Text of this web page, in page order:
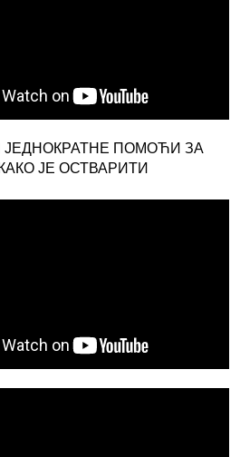
ЈЕДНОКРАТНЕ ПОМОЋИ ЗА
ЈЕ ОСТВАРИТИ